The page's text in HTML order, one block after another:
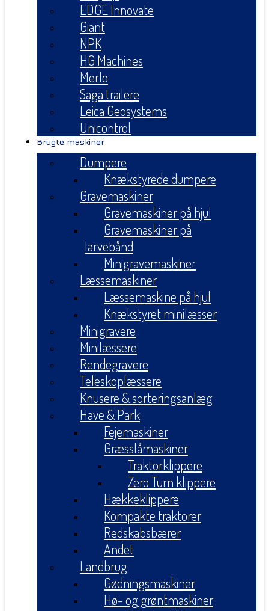
EDGE Innovate
Giant
NPK
HG Machines
Merlo
Saga trailere
Leica Geosystems
Unicontrol
Brugte maskiner
Dumpere
Knækstyrede dumpere
Gravemaskiner
Gravemaskiner på hjul
Gravemaskiner på
larvebånd
Minigravemaskiner
Læssemaskiner
Læssemaskine på hjul
Knækstyret minilæsser
Minigravere
Minilæssere
Rendegravere
Teleskoplæssere
Knusere & sorteringsanlæg
Have & Park
Fejemaskiner
Græsslåmaskiner
Traktorklippere
Zero Turn klippere
Hækkeklippere
Kompakte traktorer
Redskabsbærer
Andet
Landbrug
Gødningsmaskiner
Hø- og grøntmaskiner